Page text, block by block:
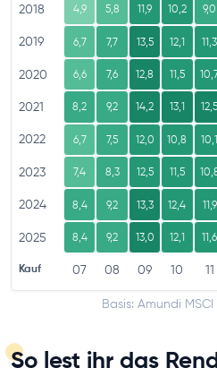
2018 4,9 5,8 11,9 10,2 9,0
2019 6,7 7,7 13,5 12,1 11,3
2020 6,6 7,6 12,8 11,5
2021 8,2 9,2 14,2 13,1 12,5
2022 6,7 7,5 12,0 10,8 10,1
2023 7,4 8,3 12,5 11,5
2024 8,4 9,2 13,3 12,4 11,9
2025 8,4 9,2 13,0 12,1 11,6
Kauf 07 08 09 10 11
Basis: Amundi MSCI
So lest ihr das